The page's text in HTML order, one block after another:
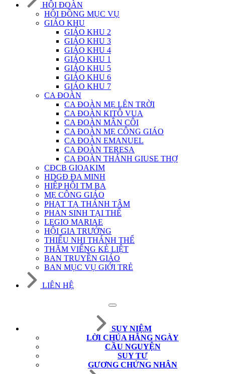
HỘI ĐOÀN
HỘI ĐỒNG MỤC VỤ
GIÁO KHU
GIÁO KHU 2
GIÁO KHU 3
GIÁO KHU 4
GIÁO KHU 1
GIÁO KHU 5
GIÁO KHU 6
GIÁO KHU 7
CA ĐOÀN
CA ĐOÀN MẸ LÊN TRỜI
CA ĐOÀN KITÔ VUA
CA ĐOÀN MÂN CÔI
CA ĐOÀN MẸ CÔNG GIÁO
CA ĐOÀN EMANUEL
CA ĐOÀN TERESA
CA ĐOÀN THÁNH GIUSE THỢ
CĐCB GIOAKIM
HDGĐ ĐA MINH
HIỆP HỘI TM BA
MẸ CÔNG GIÁO
PHẠT TẠ THÁNH TÂM
PHAN SINH TẠI THẾ
LEGIO MARIAE
HỘI GIA TRƯỞNG
THIẾU NHI THÁNH THỂ
THĂM VIẾNG KẺ LIỆT
BAN TRUYỀN GIÁO
BAN MỤC VỤ GIỚI TRẺ
LIÊN HỆ
SUY NIỆM
LỜI CHÚA HẰNG NGÀY
CẦU NGUYỆN
SUY TƯ
GƯƠNG CHỨNG NHÂN